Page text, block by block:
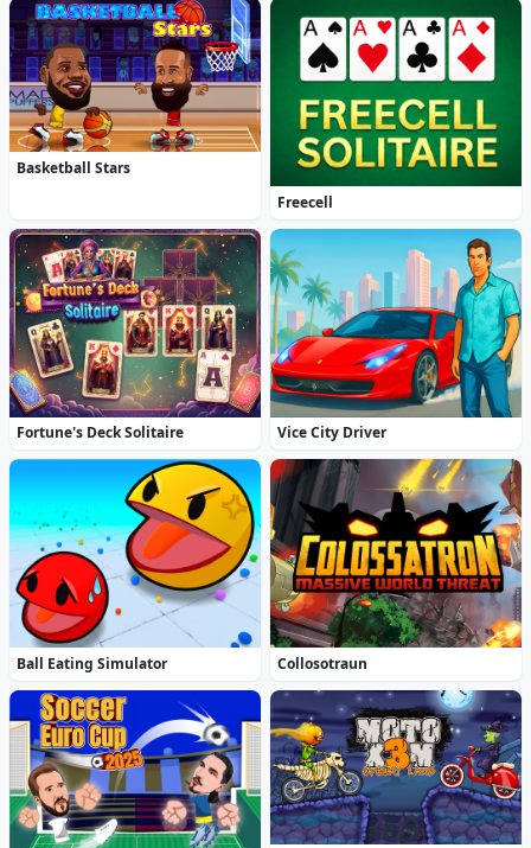
Basketball Stars
Freecell
Fortune's Deck Solitaire Vice City Driver
Ball Eating Simulator Collosotraun